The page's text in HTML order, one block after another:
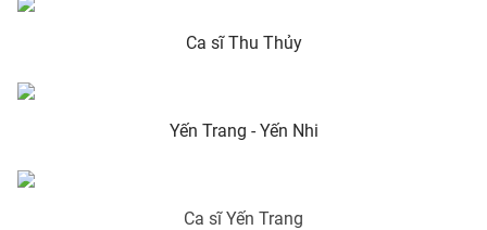
Cơ quan chủ quản:
Thời báo VTV
cấp ngày 29/12/2023
Vũ Thanh Thủy
Nguyễn Trọng Ninh
024.38 355 931 - 024.38 355 932
Ca sĩ Thu Thủy
Yến Trang - Yến Nhi
Ca sĩ Yến Trang